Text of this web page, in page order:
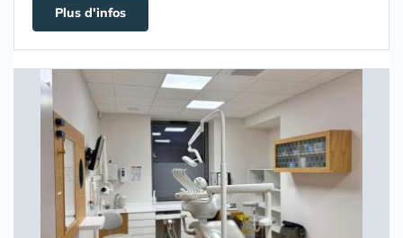
Plus d'infos